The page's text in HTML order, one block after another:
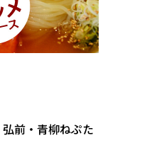
前・青柳ねぷた